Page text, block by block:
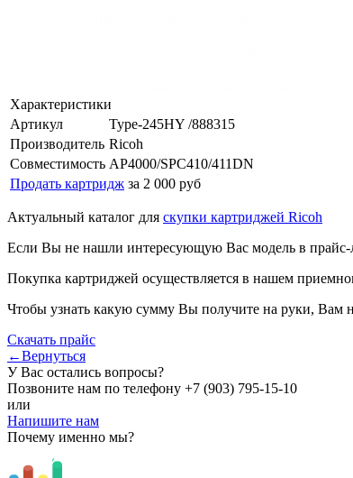
Характеристики
Артикул
Type-245HY /888315
Производитель Ricoh
Совместимость AP4000/SPC410/411DN
Продать картридж за 2 000 руб
Актуальный каталог для скупки картриджей Ricoh
Если Вы не нашли интересующую Вас модель в прайс-
Покупка картриджей осуществляется в нашем
Чтобы узнать какую сумму Вы получите на руки, Вам
Скачать прайс
←Вернуться
У Вас остались вопросы?
Позвоните нам по телефону +7 (903) 795-15-10
или
Напишите нам
Почему именно мы?